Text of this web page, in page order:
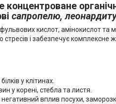
концентроване
сапропелю,
кислот, амінокислот та
стресів і забезпечує комплексне
у клітинах.
у корені, стебла та листя.
вплив посухи,